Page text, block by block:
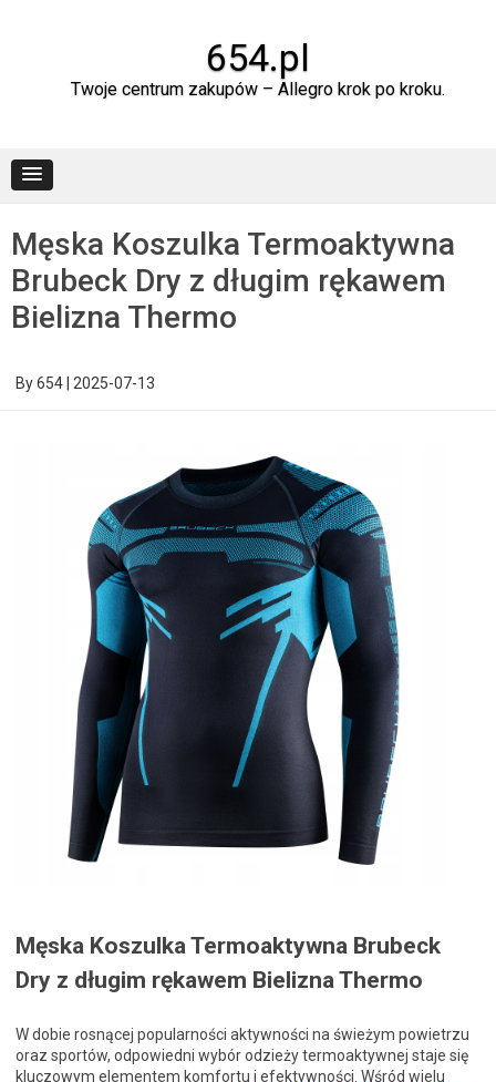
654.pl
Twoje centrum zakupów – Allegro krok po kroku.
Męska Koszulka Termoaktywna
Brubeck Dry z długim rękawem
Bielizna Thermo
By654 2025-07-13
Męska Koszulka Termoaktywna Brubeck
Dry z długim rękawem Bielizna Thermo
W dobie rosnącej popularności aktywności na świeżym powietrzu
oraz sportów, odpowiedni wybór odzieży termoaktywnej staje się
kluczowym elementem komfortu i efektywności. Wśród wielu